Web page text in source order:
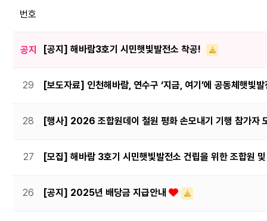
번호
공지 [공지] 해바람3호기 시민햇빛발전소 착공!
29 [보도자료] 인천해바람, 연수구 ‘지금, 여기’에 공동체햇빛
28 [행사] 2026 조합원데이 철원 평화 손모내기 기행 참가
27 [모집] 해바람 3호기 시민햇빛발전소 건립을 위한 조합원
26 [공지] 2025년 배당금 지급안내